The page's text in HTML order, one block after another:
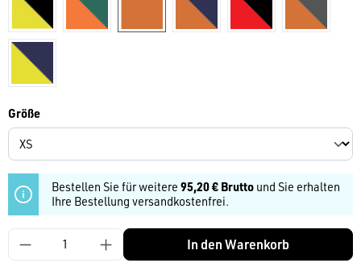
warngelb/ schwarzwarnorange/moosgrün
warnorangewarnorange/dunkelblau
warnrot/schwarz
warngelb/dunkelblau
Größeauswählen
Bestellen Sie für weitere 95,20 € Brutto und Sie erhalten
Ihre Bestellung versandkostenfrei.
Produkt Anzahl: Gib den gewünschten Wert
In den Warenkorb